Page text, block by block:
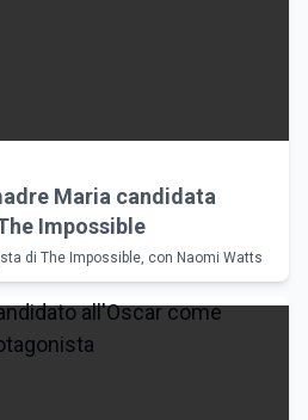
Maria candidata
Impossible
di The Impossible, con Naomi Watts